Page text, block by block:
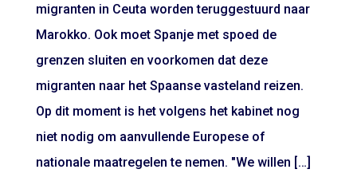
migranten in Ceuta worden teruggestuurd naar
Marokko. Ook moet Spanje met spoed de
grenzen sluiten en voorkomen dat deze
migranten naar het Spaanse vasteland reizen.
Op dit moment is het volgens het kabinet nog
niet nodig om aanvullende Europese of
nationale maatregelen te nemen. "We willen […]